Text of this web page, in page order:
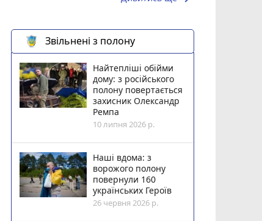
Звільнені з полону
Найтепліші обійми
дому: з російського
полону повертається
захисник Олександр
Ремпа
10 липня 2026 р.
Наші вдома: з
ворожого полону
повернули 160
українських Героїв
26 червня 2026 р.